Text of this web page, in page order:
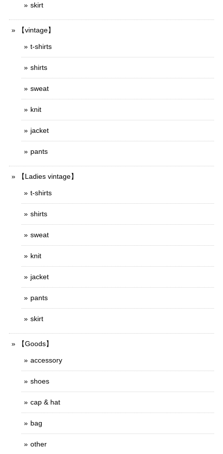
skirt
【vintage】
t-shirts
shirts
sweat
knit
jacket
pants
【Ladies vintage】
t-shirts
shirts
sweat
knit
jacket
pants
skirt
【Goods】
accessory
shoes
cap & hat
bag
other